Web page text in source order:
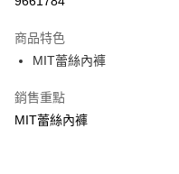
Apple Pay
街口支付
悠遊付
商品特色
MIT蕾絲內褲
銷售重點
MIT蕾絲內褲